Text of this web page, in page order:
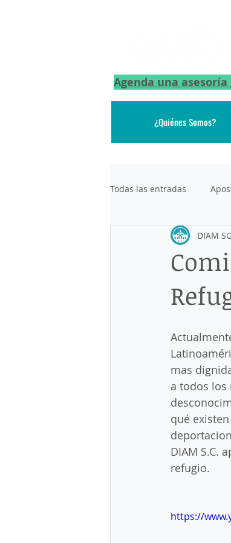
¿Quiénes Somos?
Agenda una
Todas las entradas
DEPORTACION DE
Instituto Nacional de
Naturalización
Refugio en México
DIAM SC
mas
a todos los
qué
DIAM S.C.
refugio.
https://